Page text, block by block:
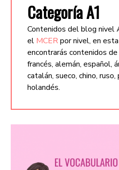
Categoría A1
Contenidos del blog nivel
el MCERpor nivel, en
encontrarás contenidos
francés, alemán, español,
catalán, sueco, chino,
holandés.